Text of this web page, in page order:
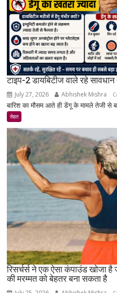
टाइप-2 डायबिटीज वाले रहे सावधान
July 27, 2026 Abhishek Mishra
बारिश का मौसम आते ही डेंगू के मामले तेजी
सेहत
रिसर्चर्स ने एक ऐसा कंपाउंड खोजा
की मरम्मत को बेहतर बना सकता है